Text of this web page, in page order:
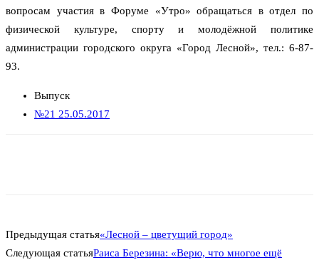
вопросам участия в Форуме «Утро» обращаться в отдел по
физической культуре, спорту и молодёжной политике
администрации городского округа «Город Лесной», тел.: 6-87-
93.
Выпуск
№21 25.05.2017
Предыдущая статья«Лесной – цветущий город»
Следующая статьяРаиса Березина: «Верю, что многое ещё